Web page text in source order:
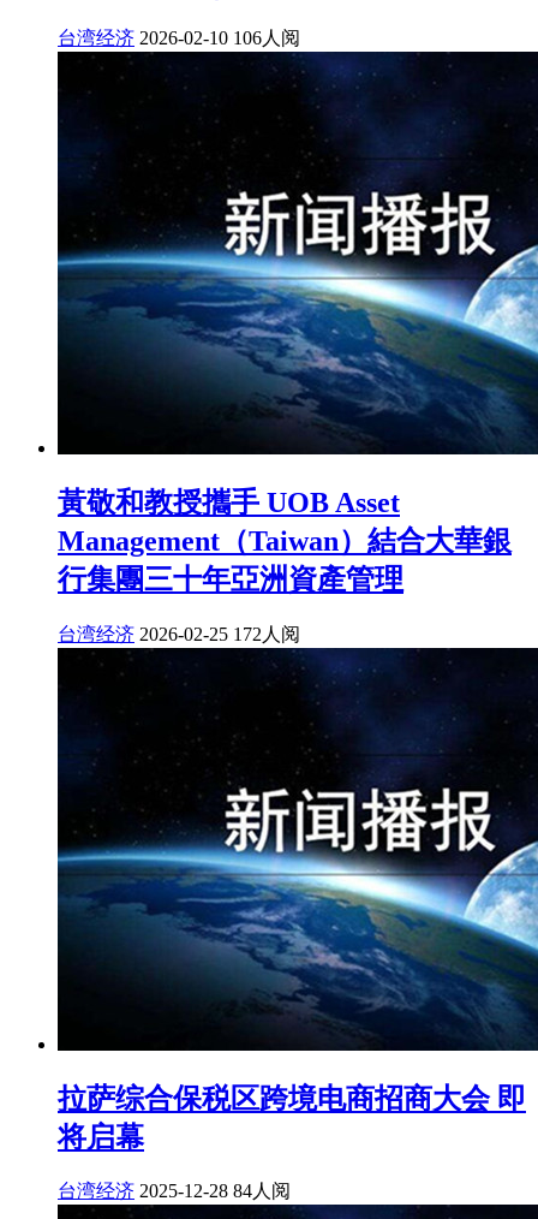
台湾经济 2026-02-10 106人阅
黃敬和教授攜手 UOB Asset
Management（Taiwan）結合大華銀
行集團三十年亞洲資產管理
台湾经济 2026-02-25 172人阅
拉萨综合保税区跨境电商招商大会 即
将启幕
台湾经济 2025-12-28 84人阅